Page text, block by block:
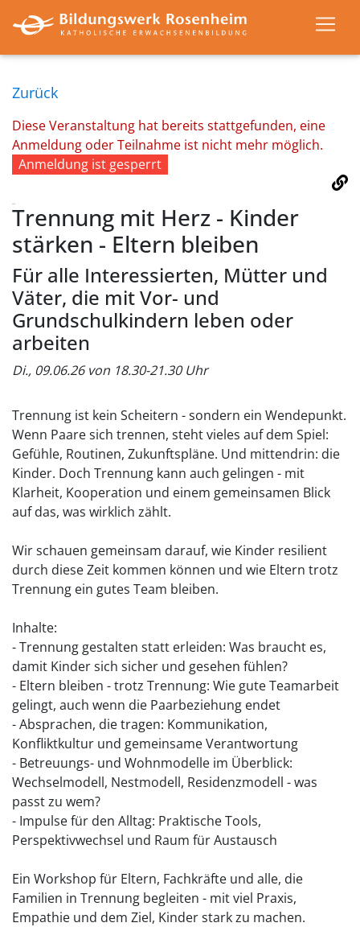
Zurück
Diese Veranstaltung hat bereits stattgefunden, eine
Anmeldung oder Teilnahme ist nicht mehr möglich.
Anmeldung ist gesperrt
Trennung mit Herz - Kinder
stärken - Eltern bleiben
Für alle Interessierten, Mütter und
Väter, die mit Vor- und
Grundschulkindern leben oder
arbeiten
Di., 09.06.26 von 18.30-21.30 Uhr
Trennung ist kein Scheitern - sondern ein Wendepunkt.
Wenn Paare sich trennen, steht vieles auf dem Spiel:
Gefühle, Routinen, Zukunftspläne. Und mittendrin: die
Kinder. Doch Trennung kann auch gelingen - mit
Klarheit, Kooperation und einem gemeinsamen Blick
auf das, was wirklich zählt.
Wir schauen gemeinsam darauf, wie Kinder resilient
durch diese Zeit kommen können und wie Eltern trotz
Trennung ein gutes Team bleiben.
Inhalte:
- Trennung gestalten statt erleiden: Was braucht es,
damit Kinder sich sicher und gesehen fühlen?
- Eltern bleiben - trotz Trennung: Wie gute Teamarbeit
gelingt, auch wenn die Paarbeziehung endet
- Absprachen, die tragen: Kommunikation,
Konfliktkultur und gemeinsame Verantwortung
- Betreuungs- und Wohnmodelle im Überblick:
Wechselmodell, Nestmodell, Residenzmodell - was
passt zu wem?
- Impulse für den Alltag: Praktische Tools,
Perspektivwechsel und Raum für Austausch
Ein Workshop für Eltern, Fachkräfte und alle, die
Familien in Trennung begleiten - mit viel Praxis,
Empathie und dem Ziel, Kinder stark zu machen.